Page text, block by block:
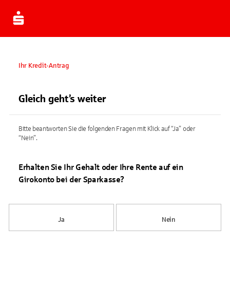
Ihr Kredit-Antrag
Gleich geht’s weiter
Bitte beantworten Sie die folgenden Fragen mit Klick auf “Ja” oder
“Nein”.
Erhalten Sie Ihr Gehalt oder Ihre Rente auf ein
Girokonto bei der Sparkasse?
Ja Nein